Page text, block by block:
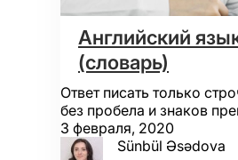
Английский
(словарь)
Ответ писать только
без пробела и знаков
3 февраля, 2020
Sünbül Əsədova